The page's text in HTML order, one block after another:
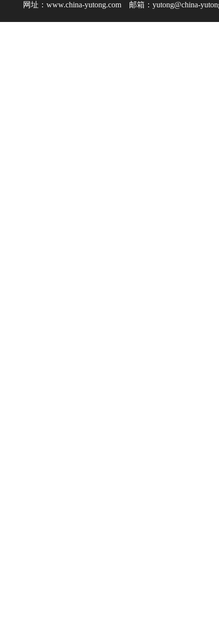
网址：www.china-yutong.com 邮箱：yutong@china-